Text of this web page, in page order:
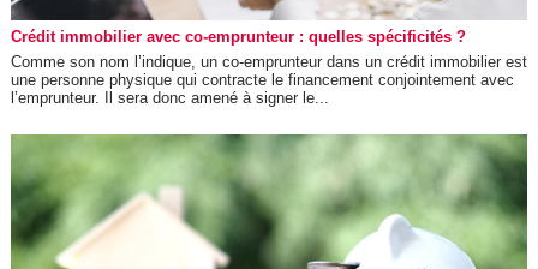
Crédit immobilier avec co-emprunteur : quelles spécificités ?
Comme son nom l’indique, un co-emprunteur dans un crédit immobilier est
une personne physique qui contracte le financement conjointement avec
l’emprunteur. Il sera donc amené à signer le...